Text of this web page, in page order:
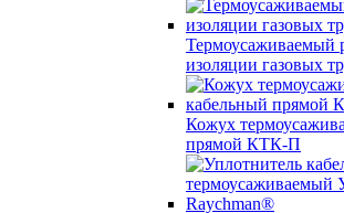
Термоусаживаемый
изоляции газовых
Кожух
прямой КТК-П